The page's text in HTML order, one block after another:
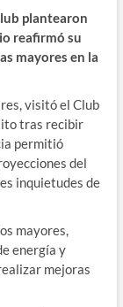
plantearon
reafirmó su
mayores en la
visitó el Club
tras recibir
permitió
del
inquietudes de
mayores,
energía y
mejoras